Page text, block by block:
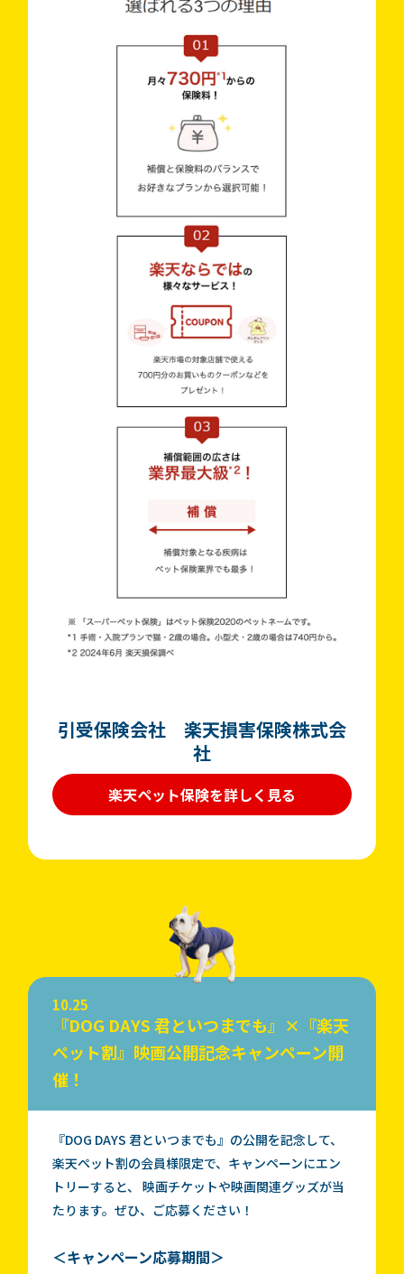
引受保険会社 楽天損害保険株式会
社
楽天ペット保険を詳しく見る
10.25
『DOG DAYS 君といつまでも』×『楽天
ペット割』映画公開記念キャンペーン開
催！
『DOG DAYS 君といつまでも』の公開を記念して、
楽天ペット割の会員様限定で、キャンペーンにエン
トリーすると、 映画チケットや映画関連グッズが当
たります。ぜひ、ご応募ください！
＜キャンペーン応募期間＞